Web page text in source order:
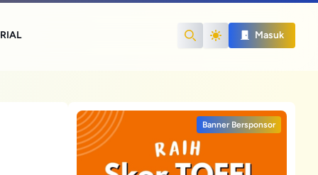
Search
Masuk
Banner Bersponsor